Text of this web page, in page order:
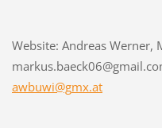
Website: Andreas Werner,
awbuwi@gmx.at